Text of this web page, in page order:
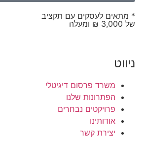
* מתאים לעסקים עם תקציב
של 3,000 ₪ ומעלה
ניווט
משרד פרסום דיגיטלי
הפתרונות שלנו
פרויקטים נבחרים
אודותינו
יצירת קשר